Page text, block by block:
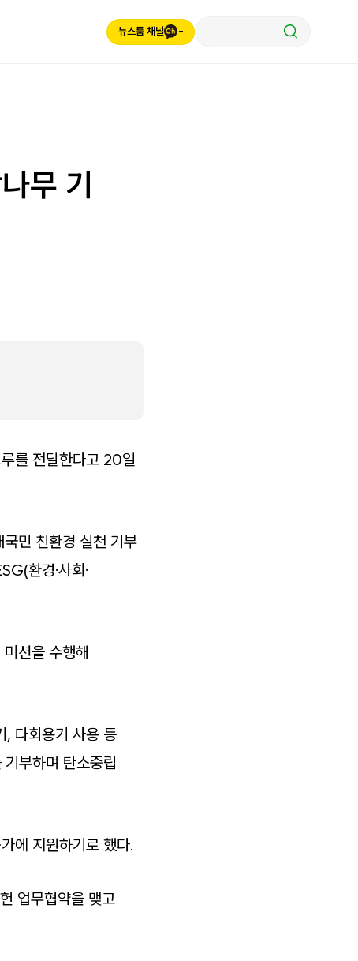
뉴스룸 채널
무 기
를 전달한다고 20일
민 친환경 실천 기부
환경·사회·
션을 수행해
, 다회용기 사용 등
부하며 탄소중립
에 지원하기로 했다.
업무협약을 맺고